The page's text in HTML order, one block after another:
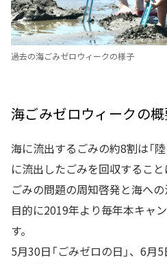
過去の海ごみゼロウィークの様子
海ごみゼロウィークの
海に流出するごみの約8割は「
に流出したごみを回収するこ
ごみの問題の周知啓発と海へ
目的に2019年より毎年本キャ
す。
5月30日「ごみゼロの日」、6月5